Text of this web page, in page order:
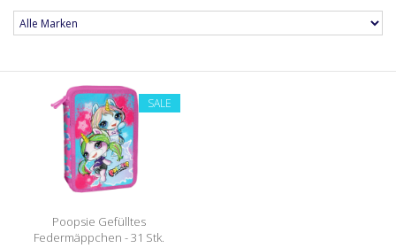
SALE
Poopsie Gefülltes
Federmäppchen - 31 Stk.